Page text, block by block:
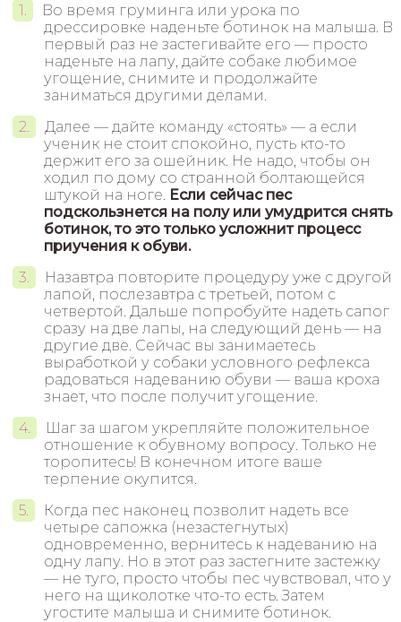
Во время груминга или урока по
дрессировке наденьте ботинок на малыша. В
первый раз не застегивайте его — просто
наденьте на лапу, дайте собаке любимое
угощение, снимите и продолжайте
заниматься другими делами.
Далее — дайте команду «стоять» — а если
ученик не стоит спокойно, пусть кто-то
держит его за ошейник. Не надо, чтобы он
ходил по дому со странной болтающейся
штукой на ноге. Если сейчас пес
подскользнется на полу или умудрится снять
ботинок, то это только усложнит процесс
приучения к обуви.
Назавтра повторите процедуру уже с другой
лапой, послезавтра с третьей, потом с
четвертой. Дальше попробуйте надеть сапог
сразу на две лапы, на следующий день — на
другие две. Сейчас вы занимаетесь
выработкой у собаки условного рефлекса
радоваться надеванию обуви — ваша кроха
знает, что после получит угощение.
Шаг за шагом укрепляйте положительное
отношение к обувному вопросу. Только не
торопитесь! В конечном итоге ваше
терпение окупится.
Когда пес наконец позволит надеть все
четыре сапожка (незастегнутых)
одновременно, вернитесь к надеванию на
одну лапу. Но в этот раз застегните застежку
— не туго, просто чтобы пес чувствовал, что у
него на щиколотке что-то есть. Затем
угостите малыша и снимите ботинок.